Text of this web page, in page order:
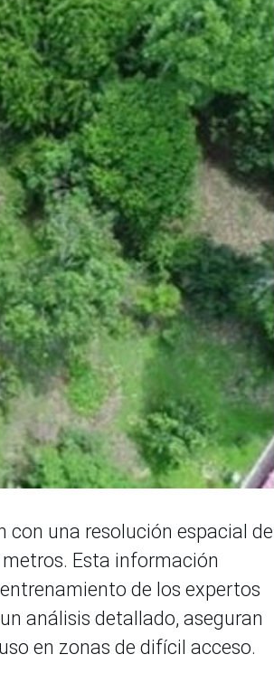
una resolución espacial de
Esta información
de los expertos
análisis detallado, aseguran
en zonas de difícil acceso.